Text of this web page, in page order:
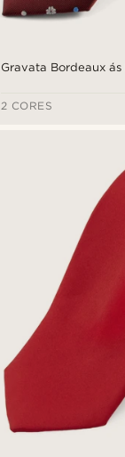
Gravata Bordeaux ás
2 CORES